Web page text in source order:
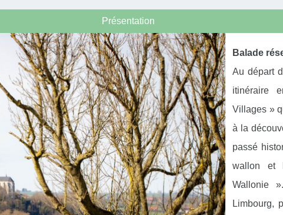
Présentation
Balade
Au départ
itinéraire
Villages »
à la
passé
wallon et
Wallonie
Limbourg,